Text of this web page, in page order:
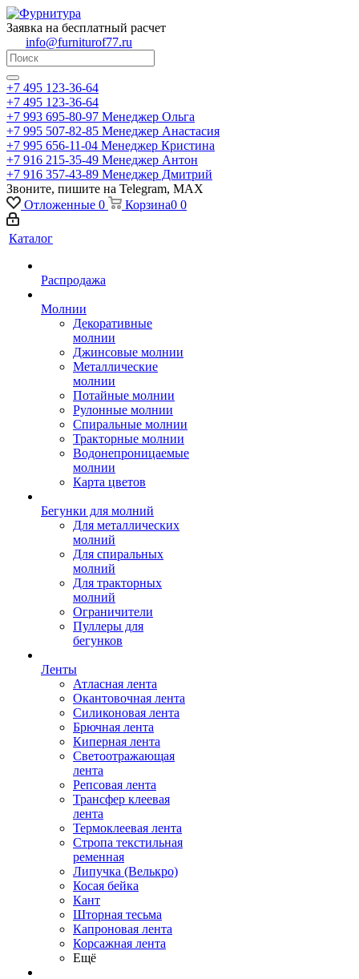
Заявка на бесплатный расчет
info@furniturof77.ru
+7 495 123-36-64
+7 495 123-36-64
+7 993 695-80-97 Менеджер Ольга
+7 995 507-82-85 Менеджер Анастасия
+7 995 656-11-04 Менеджер Кристина
+7 916 215-35-49 Менеджер Антон
+7 916 357-43-89 Менеджер Дмитрий
Звоните, пишите на Telegram, MAX
Отложенные 0 Корзина0 0
Каталог
Распродажа
Молнии
Декоративные
молнии
Джинсовые молнии
Металлические
молнии
Потайные молнии
Рулонные молнии
Спиральные молнии
Тракторные молнии
Водонепроницаемые
молнии
Карта цветов
Бегунки для молний
Для металлических
молний
Для спиральных
молний
Для тракторных
молний
Ограничители
Пуллеры для
бегунков
Ленты
Атласная лента
Окантовочная лента
Силиконовая лента
Брючная лента
Киперная лента
Светоотражающая
лента
Репсовая лента
Трансфер клеевая
лента
Термоклеевая лента
Стропа текстильная
ременная
Липучка (Велькро)
Косая бейка
Кант
Шторная тесьма
Капроновая лента
Корсажная лента
Ещё